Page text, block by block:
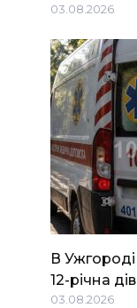
03.08.2026
В
12-річна
03.08.2026